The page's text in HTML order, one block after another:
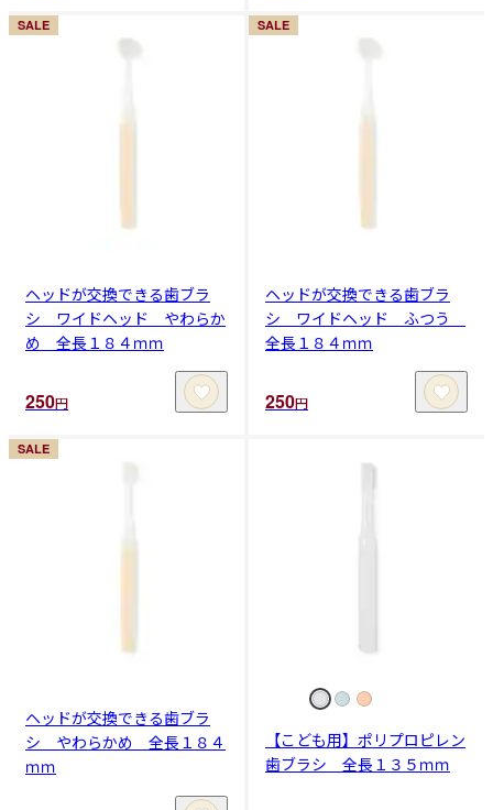
SALE
ヘッドが交換できる歯ブラ
シ ワイドヘッド やわらか
め 全長１８４ｍｍ
250円
SALE
ヘッドが交換できる歯ブラ
シ ワイドヘッド ふつう
全長１８４ｍｍ
250円
SALE
ヘッドが交換できる歯ブラ
シ やわらかめ 全長１８４
ｍｍ
【こども用】ポリプロピレン
歯ブラシ 全長１３５ｍｍ